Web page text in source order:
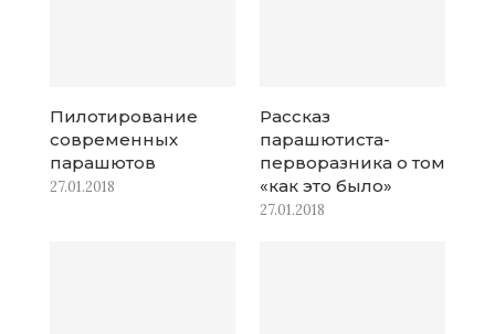
Пилотирование
современных
парашютов
27.01.2018
Рассказ
парашютиста-
перворазника о том
«как это было»
27.01.2018